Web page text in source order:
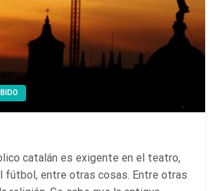
catalán es exigente en el teatro,
fútbol, entre otras cosas. Entre otras